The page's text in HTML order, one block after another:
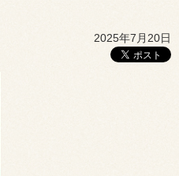
2025年7月20日